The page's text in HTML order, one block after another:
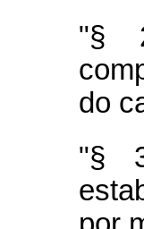
"§
do
"§